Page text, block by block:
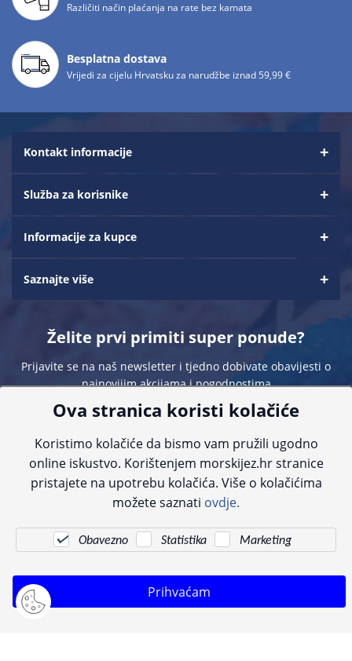
Različiti način plaćanja na rate bez kamata
Besplatna dostava
Vrijedi za cijelu Hrvatsku za narudžbe iznad 59,99 €
Kontakt informacije
Služba za korisnike
Informacije za kupce
Saznajte više
Želite prvi primiti super ponude?
Prijavite se na naš newsletter i tjedno dobivate obavijesti o
najnovijim akcijama i pogodnostima
Sve navedene cijene sadrže PDV. Pokušavamo osigurati što preciznije
informacije, ali zbog tehnoloških ograničenja ne možemo garantirati potpunu
kontaktirajte nas putem telefona:+385 23 231 761ili e-maila:info@morskijez.hr
Ova stranica koristi kolačiće
Koristimo kolačiće da bismo vam pružili ugodno
online iskustvo. Korištenjem morskijez.hr stranice
pristajete na upotrebu kolačića. Više o kolačićima
možete saznati ovdje.
Obavezno Statistika Marketing
Prihvaćam